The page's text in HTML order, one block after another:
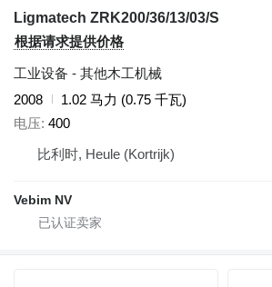
Ligmatech ZRK200/36/13/03/S
根据请求提供价格
工业设备 - 其他木工机械
2008
1.02 马力 (0.75 千瓦)
电压 400
比利时, Heule (Kortrijk)
Vebim NV